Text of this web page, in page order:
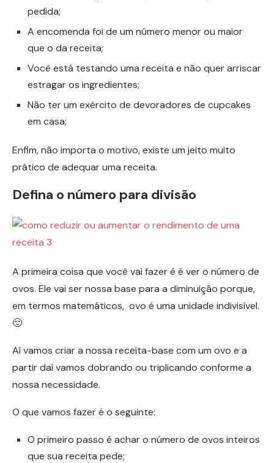
pedida;
A encomenda foi de um número menor ou maior
que o da receita;
Você está testando uma receita e não quer arriscar
estragar os ingredientes;
Não ter um exército de devoradores de cupcakes
em casa;
Enfim, não importa o motivo, existe um jeito muito
prático de adequar uma receita.
Defina o número para divisão
A primeira coisa que você vai fazer é é ver o número de
ovos. Ele vai ser nossa base para a diminuição porque,
em termos matemáticos, ovo é uma unidade indivisível.
🙂
Aí vamos criar a nossa receita-base com um ovo e a
partir daí vamos dobrando ou triplicando conforme a
nossa necessidade.
O que vamos fazer é o seguinte:
O primeiro passo é achar o número de ovos inteiros
que sua receita pede;